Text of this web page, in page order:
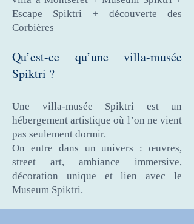
Escape Spiktri + découverte des
Corbières
Qu’est-ce qu’une villa-musée
Spiktri ?
Une villa-musée Spiktri est un
hébergement artistique où l’on ne vient
pas seulement dormir.
On entre dans un univers : œuvres,
street art, ambiance immersive,
décoration unique et lien avec le
Museum Spiktri.